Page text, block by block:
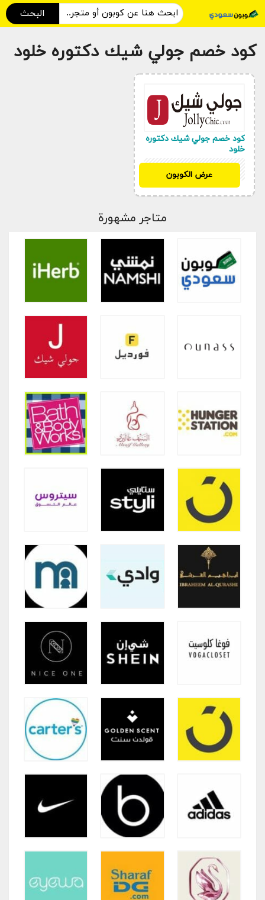
البحث
كود خصم جولي شيك دكتوره خلود
كود خصم جولي شيك دكتوره
خلود
JLC396عرض الكوبون
متاجر مشهورة